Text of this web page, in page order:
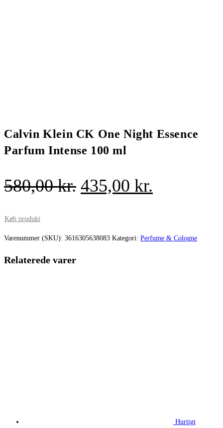
Calvin Klein CK One Night Essence
Parfum Intense 100 ml
580,00kr. Den
var:
435,00 kr.
er:
Køb produkt
Varenummer (SKU): 3616305638083 Kategori: Perfume & Cologne
Relaterede varer
Hurtigt